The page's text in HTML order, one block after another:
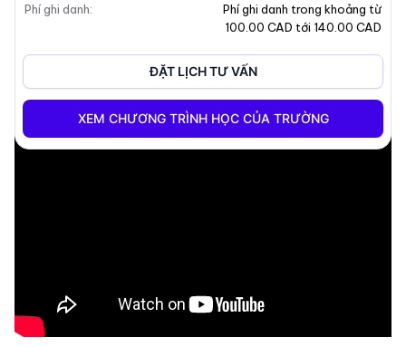
+5
Phí ghi danh:
Phí ghi danh trong khoảng từ
100.00 CAD tới 140.00 CAD
ĐẶT LỊCH TƯ VẤN
XEM CHƯƠNG TRÌNH HỌC CỦA TRƯỜNG